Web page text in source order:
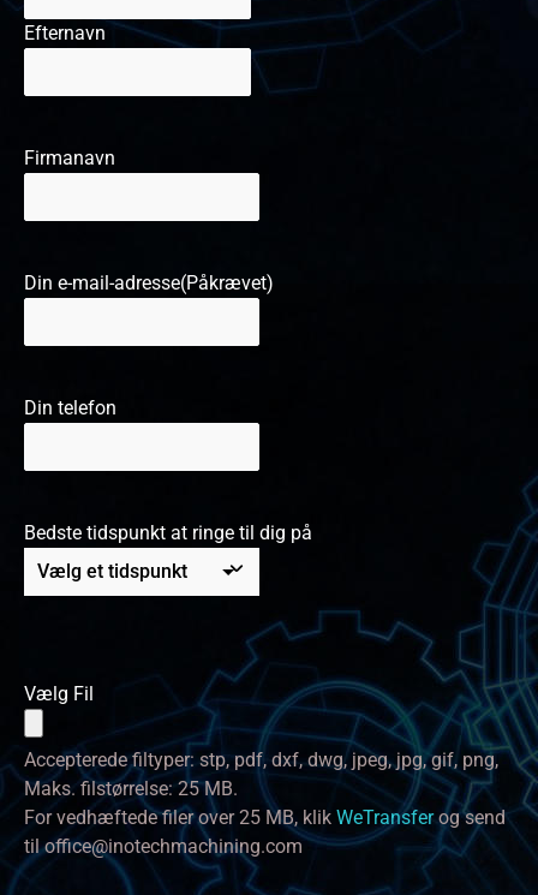
Efternavn
Firmanavn
Din e-mail-adresse(Påkrævet)
Din telefon
Bedste tidspunkt at ringe til dig på
Vælg Fil
Accepterede filtyper: stp, pdf, dxf, dwg, jpeg, jpg, gif, png,
Maks. filstørrelse: 25 MB.
For vedhæftede filer over 25 MB, klik WeTransferog send
tiloffice@inotechmachining.com